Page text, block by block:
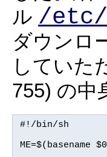
ル /etc/
ダウンロ
していた
755) の中
#!/bin/sh
ME=$(basename